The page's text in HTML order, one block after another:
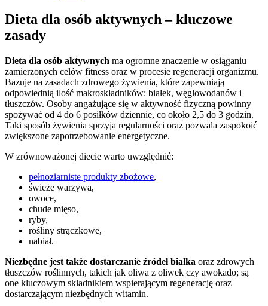
Dieta dla osób aktywnych – kluczowe
zasady
Dieta dla osób aktywnych ma ogromne znaczenie w osiąganiu
zamierzonych celów fitness oraz w procesie regeneracji organizmu.
Bazuje na zasadach zdrowego żywienia, które zapewniają
odpowiednią ilość makroskładników: białek, węglowodanów i
tłuszczów. Osoby angażujące się w aktywność fizyczną powinny
spożywać od 4 do 6 posiłków dziennie, co około 2,5 do 3 godzin.
Taki sposób żywienia sprzyja regularności oraz pozwala zaspokoić
zwiększone zapotrzebowanie energetyczne.
W zrównoważonej diecie warto uwzględnić:
pełnoziarniste produkty zbożowe,
świeże warzywa,
owoce,
chude mięso,
ryby,
rośliny strączkowe,
nabiał.
Niezbędne jest także dostarczanie źródeł białka oraz zdrowych
tłuszczów roślinnych, takich jak oliwa z oliwek czy awokado; są
one kluczowym składnikiem wspierającym regenerację oraz
dostarczającym niezbędnych witamin.